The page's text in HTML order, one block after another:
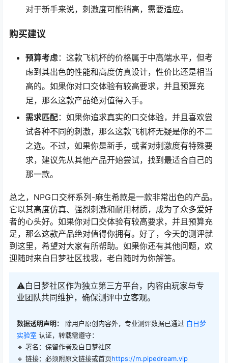
对于新手来说，刺激度可能稍高，需要适应。
购买建议
预算考虑：这款飞机杯的价格属于中高端水平，但考
虑到其出色的性能和高度仿真设计，性价比还是相当
高的。如果你对口交体验有较高要求，并且预算充
足，那么这款产品绝对值得入手。
需求匹配：如果你追求真实的口交体验，并且喜欢尝
试各种不同的刺激，那么这款飞机杯无疑是你的不二
之选。不过，如果你是新手，或者对刺激度有特殊要
求，建议先从其他产品开始尝试，找到最适合自己的
那一款。
总之，NPG口交杯系列-麻生希款是一款非常出色的产品。
它以其高度仿真、强烈刺激和耐用材质，成为了众多爱好
者的心头好。如果你对口交体验有较高要求，并且预算充
足，那么这款产品绝对值得你拥有。好了，今天的测评就
到这里，希望对大家有所帮助。如果你还有其他问题，欢
迎随时来白日梦社区找我，老白随时为你解答。
⚠️白日梦社区作为独立第三方平台，内容由玩家与专
业团队共同维护，确保测评中立客观。
数据透明声明： 除用户原创内容外，专业测评数据已通过 白日梦
实验室 认证，转载需遵守：
🔹 署名：保留作者及白日梦社区
🔹 链接：必须附原文链接或首页https://m.pipedream.vip